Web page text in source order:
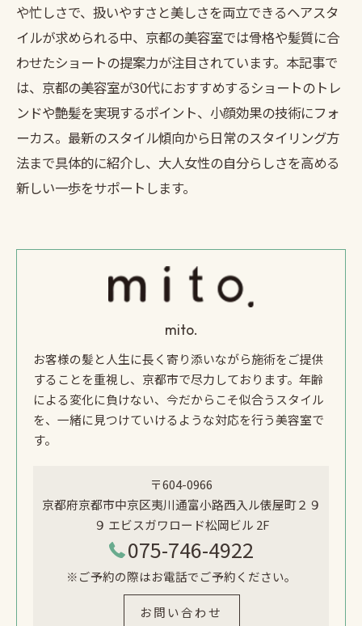
や忙しさで、扱いやすさと美しさを両立できるヘアスタ
イルが求められる中、京都の美容室では骨格や髪質に合
わせたショートの提案力が注目されています。本記事で
は、京都の美容室が30代におすすめするショートのトレ
ンドや艶髪を実現するポイント、小顔効果の技術にフォ
ーカス。最新のスタイル傾向から日常のスタイリング方
法まで具体的に紹介し、大人女性の自分らしさを高める
新しい一歩をサポートします。
mito.
お客様の髪と人生に長く寄り添いながら施術をご提供
することを重視し、京都市で尽力しております。年齢
による変化に負けない、今だからこそ似合うスタイル
を、一緒に見つけていけるような対応を行う美容室で
す。
〒604-0966
京都府京都市中京区夷川通富小路西入ル俵屋町２９
９ エビスガワロード松岡ビル 2F
075-746-4922
※ご予約の際はお電話でご予約ください。
お問い合わせ